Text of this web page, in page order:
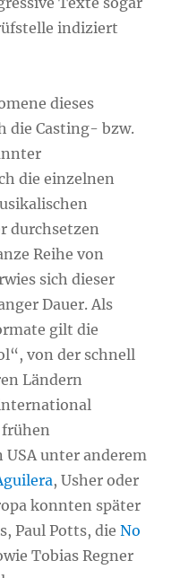
indiziert
dieses
die Casting- bzw.
die einzelnen
durchsetzen
Reihe von
sich dieser
Dauer. Als
gilt die
von der schnell
Ländern
USA unter anderem
, Usher oder
konnten später
Paul Potts, dieNo
Tobias Regner